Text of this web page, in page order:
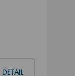
DETAIL